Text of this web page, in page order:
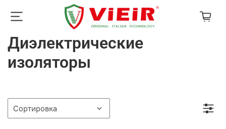
Диэлектрические
изоляторы